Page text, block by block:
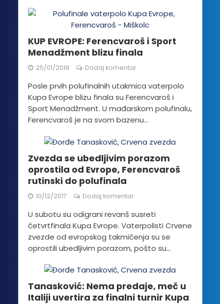
KUP EVROPE: Ferencvaroš i Sport
Menadžment blizu finala
25/01/2018 Dodaj komentar
Posle prvih polufinalnih utakmica vaterpolo
Kupa Evrope blizu finala su Ferencvaroš i
Sport Menadžment. U mađarskom polufinalu,
Ferencvaroš je na svom bazenu...
Zvezda se ubedljivim porazom
oprostila od Evrope, Ferencvaroš
rutinski do polufinala
10/12/2017 Dodaj komentar
U subotu su odigrani revanš susreti
četvrtfinala Kupa Evrope. Vaterpolisti Crvene
zvezde od evropskog takmičenja su se
oprostili ubedljivim porazom, pošto su...
Tanasković: Nema predaje, meč u
Italiji uvertira za finalni turnir Kupa